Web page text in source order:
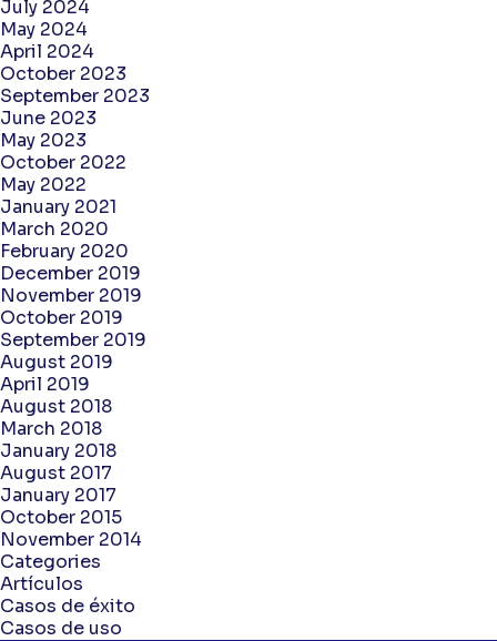
July 2024
May 2024
April 2024
October 2023
September 2023
June 2023
May 2023
October 2022
May 2022
January 2021
March 2020
February 2020
December 2019
November 2019
October 2019
September 2019
August 2019
April 2019
August 2018
March 2018
January 2018
August 2017
January 2017
October 2015
November 2014
Categories
Artículos
Casos de éxito
Casos de uso